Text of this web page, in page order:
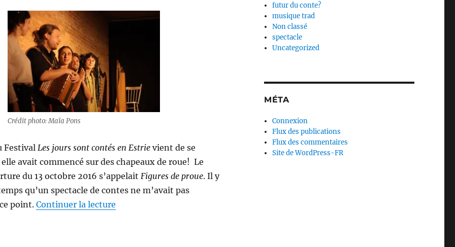
Crédit photo: Maïa Pons
Festival Les jours sont contés en Estrievient de se
avait commencé sur des chapeaux de roue! Le
du 13 octobre 2016 s’appelait Figures de proue. Il y
qu’un spectacle de contes ne m’avait pas
point. Continuer la lecturede « Les leçons d’un cas de Figures (de proue) »
futur du conte?
musique trad
Non classé
spectacle
Uncategorized
MÉTA
Connexion
Flux des publications
Flux des commentaires
Site de WordPress-FR